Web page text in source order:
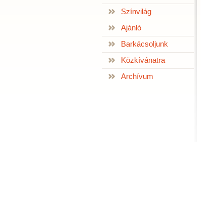
Színvilág
Ajánló
Barkácsoljunk
Közkívánatra
Archívum